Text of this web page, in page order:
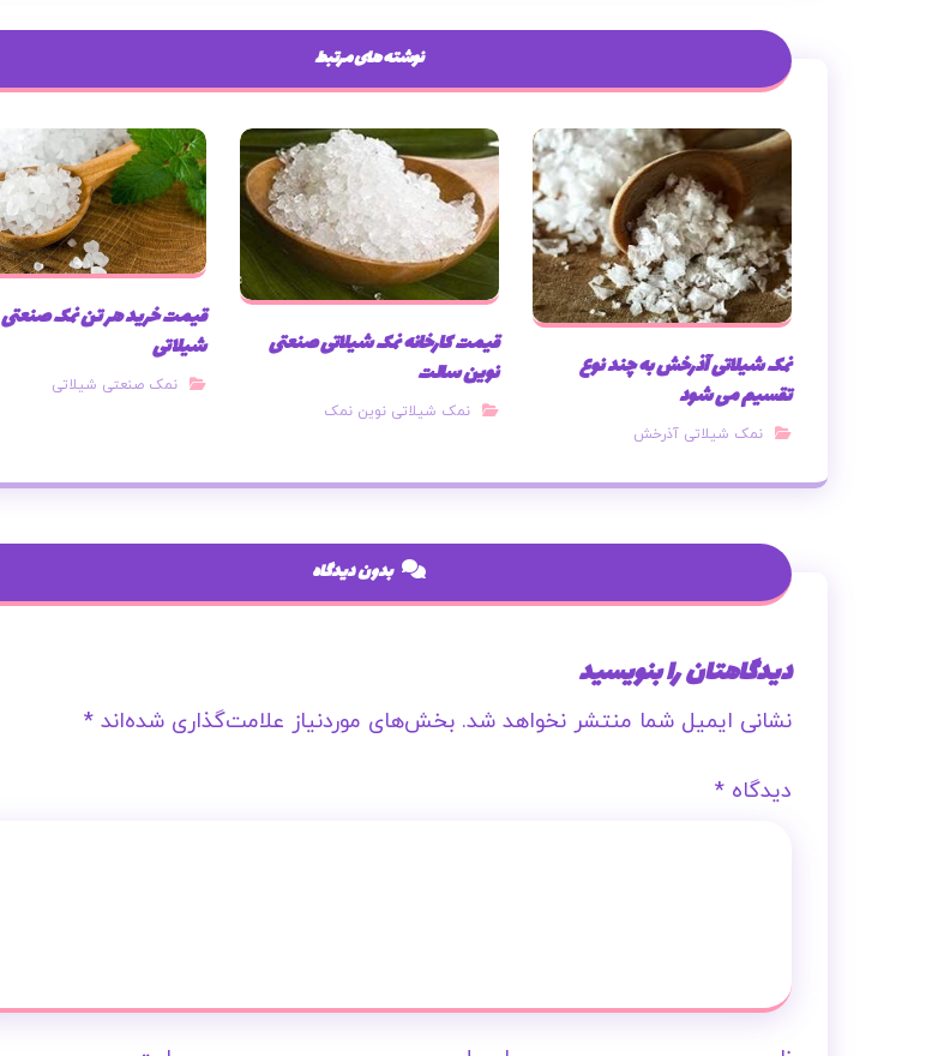
نوشته های مرتبط
نمک شیلاتی آذرخش به چند نوع
تقسیم می شود
نمک شیلاتی آذرخش
قیمت کارخانه نمک شیلاتی صنعتی
نوین سالت
نمک شیلاتی نوین نمک
قیمت خرید هر تن نمک صنعتی
شیلاتی
نمک صنعتی شیلاتی
بدون دیدگاه
دیدگاهتان را بنویسید
نشانی ایمیل شما منتشر نخواهد شد. بخش‌های موردنیاز علامت‌گذاری شده‌اند *
دیدگاه *